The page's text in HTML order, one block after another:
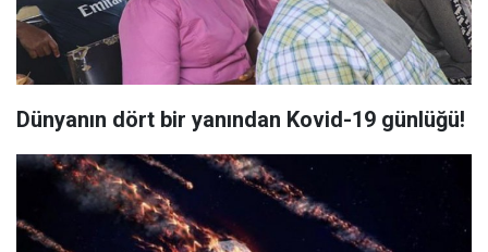
Dünyanın dört bir yanından Kovid-19 günlüğü!